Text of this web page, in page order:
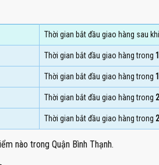
Thời gian bắt đầu giao hàng sau
Thời gian bắt đầu giao hàng trong
Thời gian bắt đầu giao hàng trong
Thời gian bắt đầu giao hàng trong
Thời gian bắt đầu giao hàng trong
nào trong Quận Bình Thạnh.